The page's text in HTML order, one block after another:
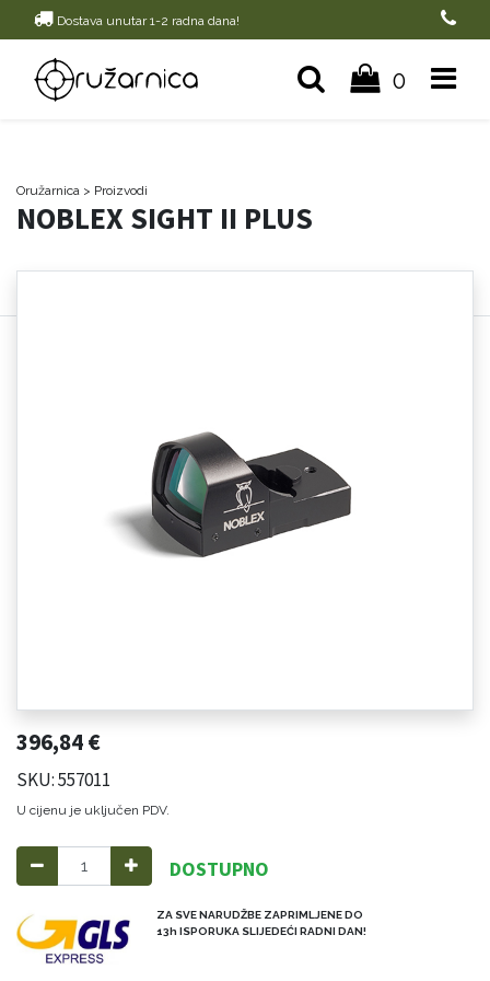
Dostava unutar 1-2 radna dana!
0
Oružarnica > Proizvodi
NOBLEX SIGHT II PLUS
396,84€
SKU: 557011
U cijenu je uključen PDV.
DOSTUPNO
ZA SVE NARUDŽBE ZAPRIMLJENE DO
13h ISPORUKA SLIJEDEĆI RADNI DAN!